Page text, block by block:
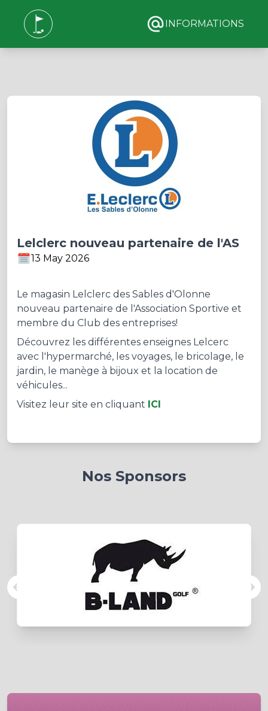
INFORMATIONS
Lelclerc nouveau partenaire de l'AS
13 May 2026
Le magasin Lelclerc des Sables d'Olonne
nouveau partenaire de l'Association Sportive et
membre du Club des entreprises!
Découvrez les différentes enseignes Lelcerc
avec l'hypermarché, les voyages, le bricolage, le
jardin, le manège à bijoux et la location de
véhicules...
Visitez leur site en cliquant ICI
Nos Sponsors